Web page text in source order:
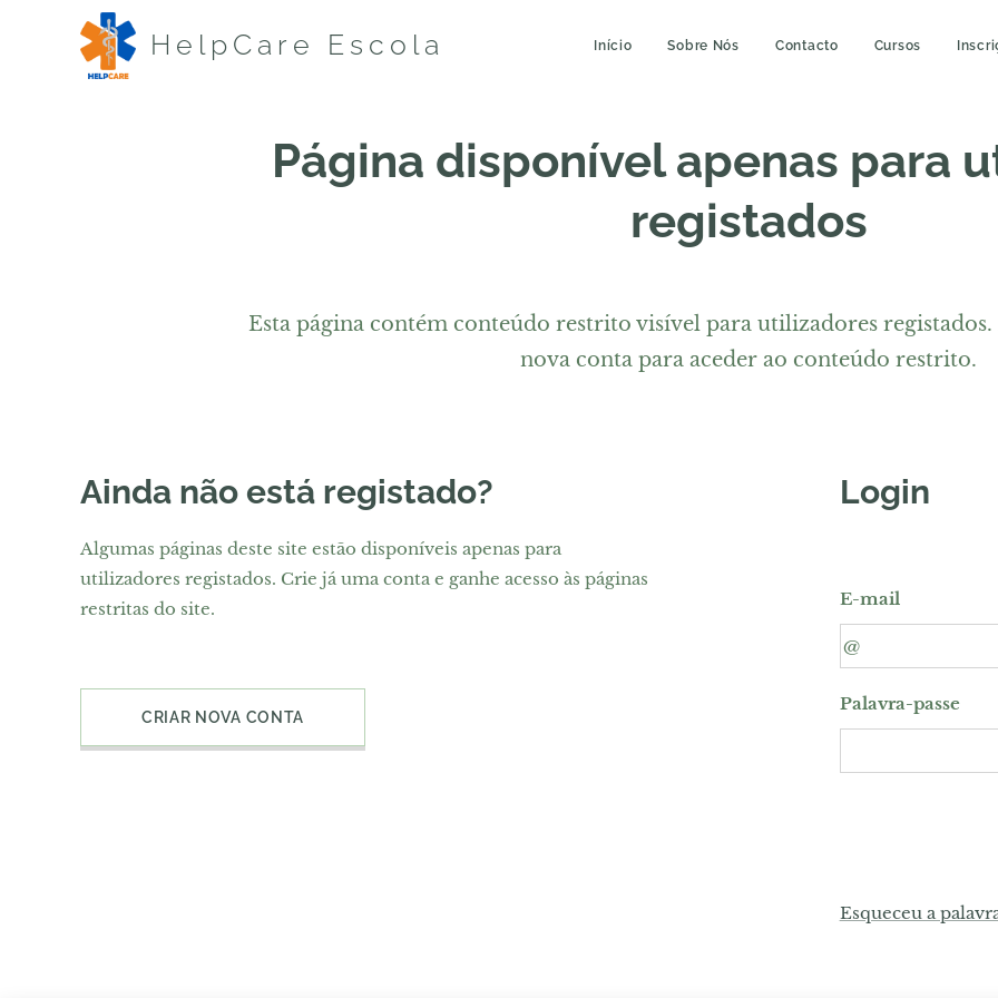
HelpCare Escola Início Sobre Nós Contacto Cursos
Página disponível apenas para
registados
Esta página contém conteúdo restrito visível para utilizadores
nova conta para aceder ao conteúdo restrito.
Ainda não está registado?
Algumas páginas deste site estão disponíveis apenas para
utilizadores registados. Crie já uma conta e ganhe acesso às páginas
restritas do site.
CRIAR NOVA CONTA
Login
E-mail
Palavra-passe
Esqueceu a